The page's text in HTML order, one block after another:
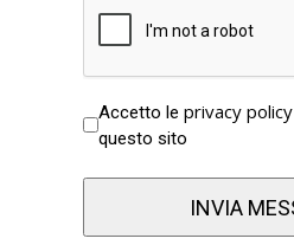
Senza
Titolo
Accetto le privacy policy
questo sito